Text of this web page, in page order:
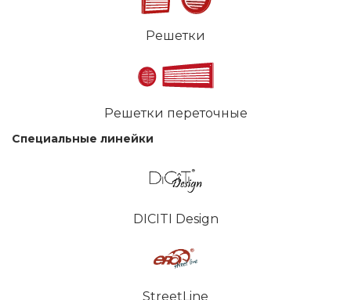
Решетки
Решетки переточные
Специальные линейки
DICITI Design
StreetLine